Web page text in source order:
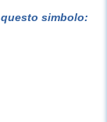
simbolo: